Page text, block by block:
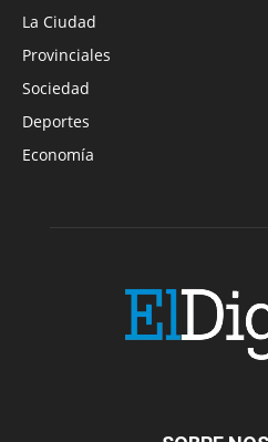
La Ciudad
Provinciales
Sociedad
Deportes
Economía